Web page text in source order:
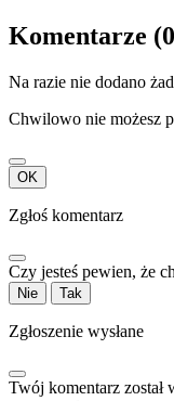
Komentarze
Na razie nie dodano
Chwilowo nie możesz
OK
Zgłoś komentarz
Czy jesteś pewien, że
Nie Tak
Zgłoszenie wysłane
Twój komentarz został